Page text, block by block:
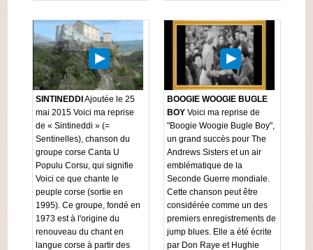
SINTINEDDIAjoutée le 25
mai 2015 Voici ma reprise
de « Sintineddi » (=
Sentinelles), chanson du
groupe corse Canta U
Populu Corsu, qui signifie
Voici ce que chante le
peuple corse (sortie en
1995). Ce groupe, fondé en
1973 est à l'origine du
renouveau du chant en
langue corse à partir des
BOOGIE WOOGIE BUGLE
BOY Voici ma reprise de
"Boogie Woogie Bugle Boy",
un grand succès pour The
Andrews Sisters et un air
emblématique de la
Seconde Guerre mondiale.
Cette chanson peut être
considérée comme un des
premiers enregistrements de
jump blues. Elle a été écrite
par Don Raye et Hughie